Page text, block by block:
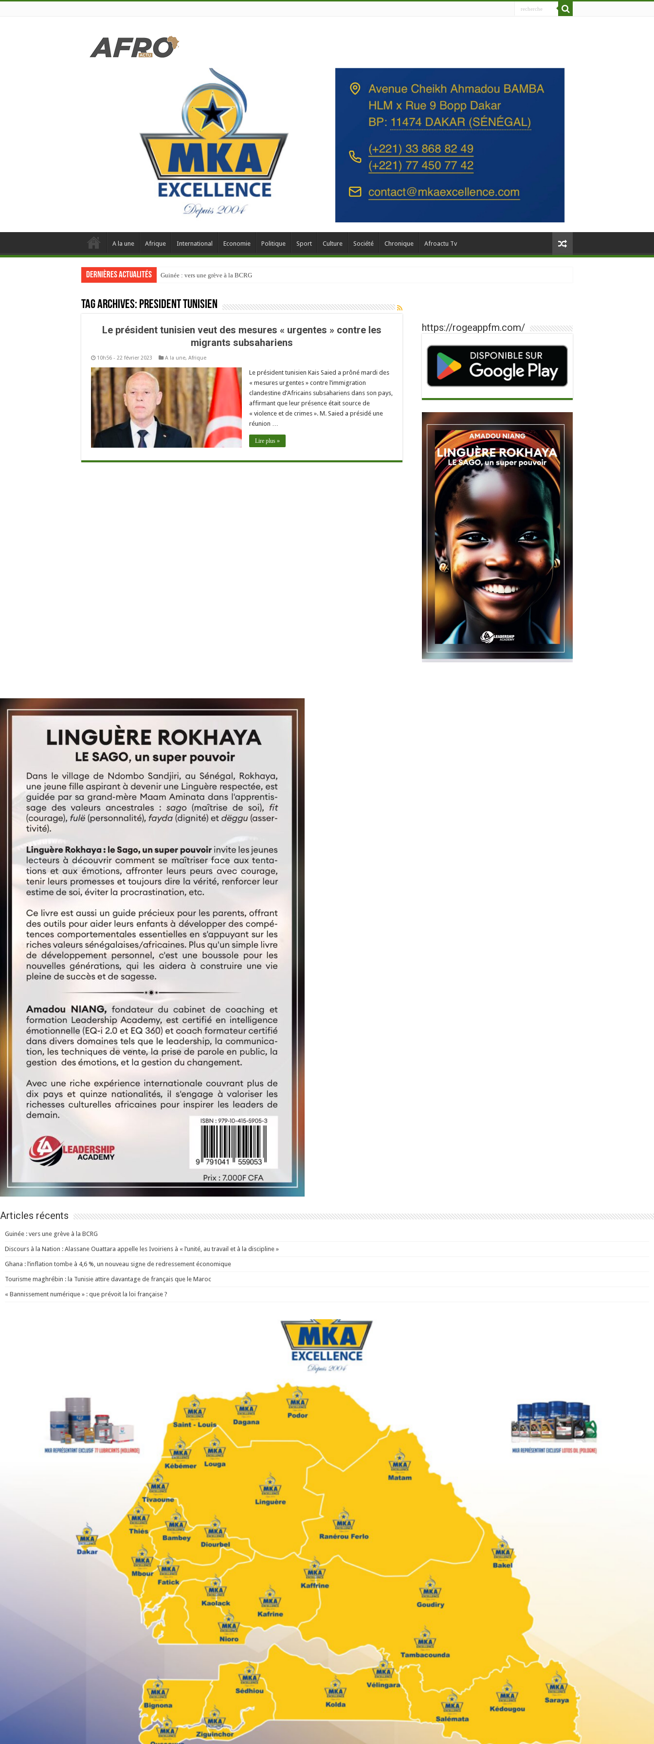
A la une Afrique International Economie Politique Sport Culture Société Chronique Afroactu Tv
Dernières actualités Guinée : vers une grève à la BCRG
Tag Archives: President tunisien
Le président tunisien veut des mesures « urgentes » contre les
migrants subsahariens
10h56 - 22 février 2023 A la une, Afrique
Le président tunisien Kais Saied a prôné mardi des
« mesures urgentes » contre l’immigration
clandestine d’Africains subsahariens dans son pays,
affirmant que leur présence était source de
« violence et de crimes ». M. Saied a présidé une
réunion …
Lire plus »
https://rogeappfm.com/
Articles récents
Guinée : vers une grève à la BCRG
Discours à la Nation : Alassane Ouattara appelle les Ivoiriens à « l’unité, au travail et à la discipline »
Ghana : l’inflation tombe à 4,6 %, un nouveau signe de redressement économique
Tourisme maghrébin : la Tunisie attire davantage de français que le Maroc
« Bannissement numérique » : que prévoit la loi française ?